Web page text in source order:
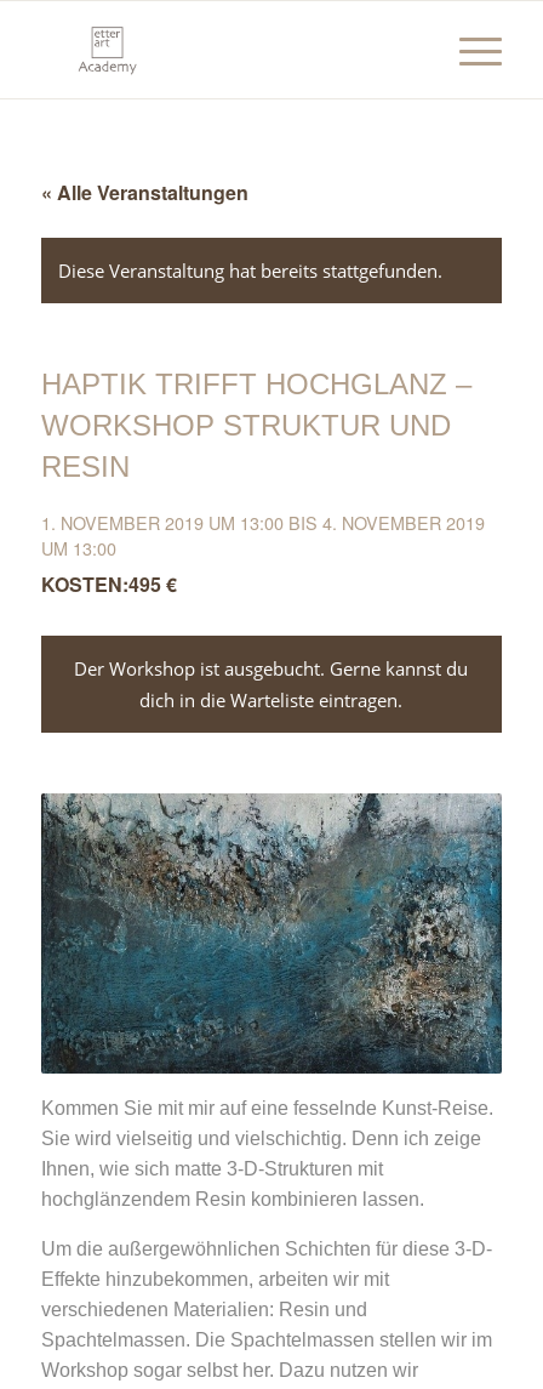
« Alle Veranstaltungen
Diese Veranstaltung hat bereits stattgefunden.
HAPTIK TRIFFT HOCHGLANZ –
WORKSHOP STRUKTUR UND
RESIN
1. NOVEMBER 2019 UM 13:00BIS 4. NOVEMBER 2019
UM 13:00
495 €
Der Workshop ist ausgebucht. Gerne kannst du
dich in die Warteliste eintragen.
Kommen Sie mit mir auf eine fesselnde Kunst-Reise.
Sie wird vielseitig und vielschichtig. Denn ich zeige
Ihnen, wie sich matte 3-D-Strukturen mit
hochglänzendem Resin kombinieren lassen.
Um die außergewöhnlichen Schichten für diese 3-D-
Effekte hinzubekommen, arbeiten wir mit
verschiedenen Materialien: Resin und
Spachtelmassen. Die Spachtelmassen stellen wir im
Workshop sogar selbst her. Dazu nutzen wir